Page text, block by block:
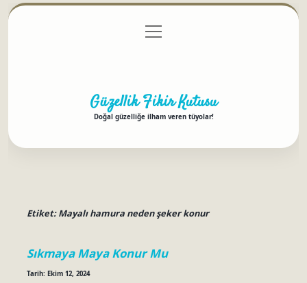
Gizlilik Politikası
menüyü
aç
Güzellik Fikir Kutusu
Doğal güzelliğe ilham veren tüyolar!
Etiket:Mayalı hamura neden şeker konur
Sıkmaya Maya Konur Mu
Tarih: Ekim 12, 2024